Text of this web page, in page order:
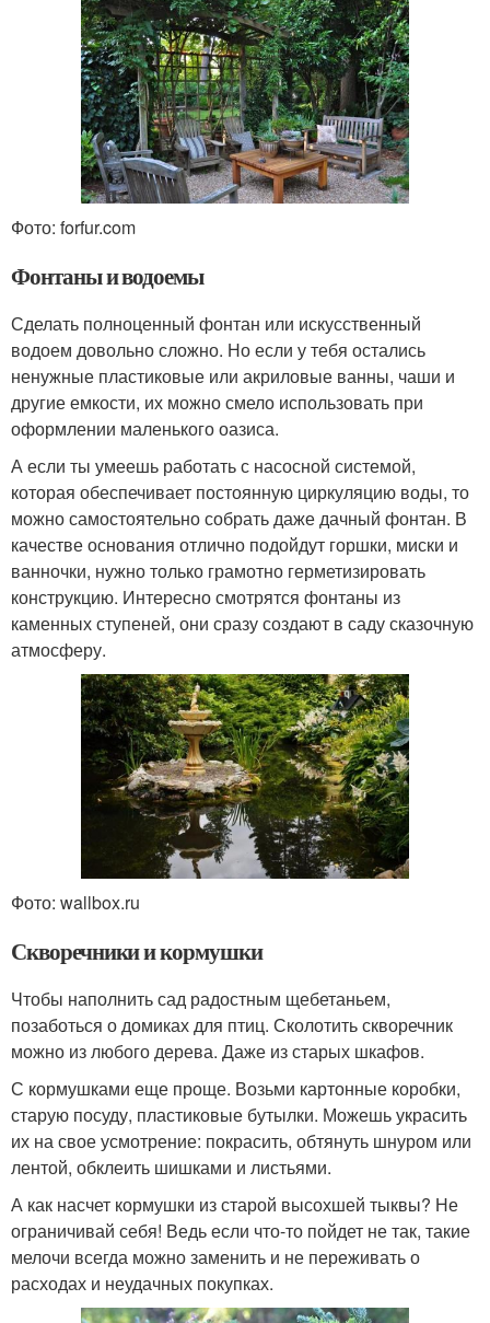
Фото: forfur.com
Фонтаны и водоемы
Сделать полноценный фонтан или искусственный
водоем довольно сложно. Но если у тебя остались
ненужные пластиковые или акриловые ванны, чаши и
другие емкости, их можно смело использовать при
оформлении маленького оазиса.
А если ты умеешь работать с насосной системой,
которая обеспечивает постоянную циркуляцию воды, то
можно самостоятельно собрать даже дачный фонтан. В
качестве основания отлично подойдут горшки, миски и
ванночки, нужно только грамотно герметизировать
конструкцию. Интересно смотрятся фонтаны из
каменных ступеней, они сразу создают в саду сказочную
атмосферу.
Фото: wallbox.ru
Скворечники и кормушки
Чтобы наполнить сад радостным щебетаньем,
позаботься о домиках для птиц. Сколотить скворечник
можно из любого дерева. Даже из старых шкафов.
С кормушками еще проще. Возьми картонные коробки,
старую посуду, пластиковые бутылки. Можешь украсить
их на свое усмотрение: покрасить, обтянуть шнуром или
лентой, обклеить шишками и листьями.
А как насчет кормушки из старой высохшей тыквы? Не
ограничивай себя! Ведь если что-то пойдет не так, такие
мелочи всегда можно заменить и не переживать о
расходах и неудачных покупках.